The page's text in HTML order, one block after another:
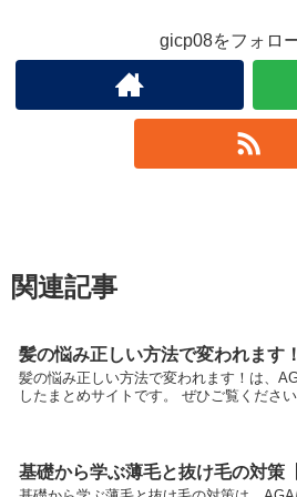
gicp08をフォロ
関連記事
髪の悩み正しい方法で変われます
髪の悩み正しい方法で変われます！は、
したまとめサイトです。 ぜひご覧くださ
基礎から学ぶ薄毛と抜け毛の対策